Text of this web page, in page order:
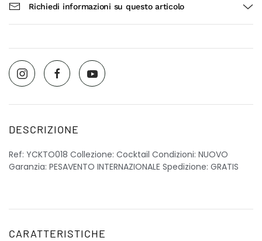
Richiedi informazioni su questo articolo
DESCRIZIONE
Ref: YCKTO018 Collezione: Cocktail Condizioni: NUOVO
Garanzia: PESAVENTO INTERNAZIONALE Spedizione: GRATIS
CARATTERISTICHE